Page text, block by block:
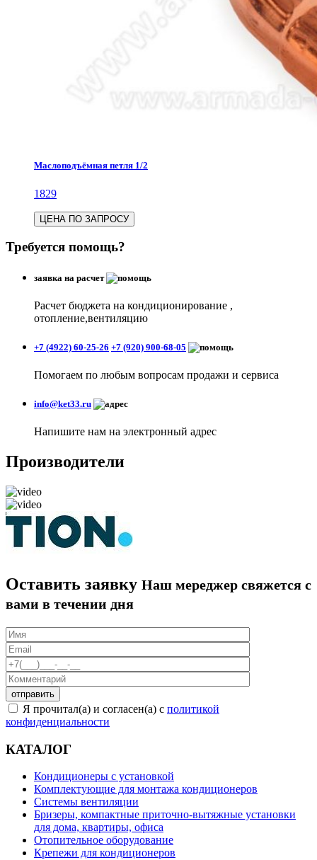
Маслоподъёмная петля 1/2
1829
ЦЕНА ПО ЗАПРОСУ
Требуется помощь?
заявка на расчет
Расчет бюджета на кондиционирование ,
отопление,вентиляцию
+7 (4922) 60-25-26 +7 (920) 900-68-05
Помогаем по любым вопросам продажи и сервиса
info@ket33.ru
Напишите нам на электронный адрес
Производители
Оставить заявку Наш мереджер свяжется с
вами в течении дня
Я прочитал(а) и согласен(а) с политикой
конфиденциальности
КАТАЛОГ
Кондиционеры с установкой
Комплектующие для монтажа кондиционеров
Системы вентиляции
Бризеры, компактные приточно-вытяжные установки
для дома, квартиры, офиса
Отопительное оборудование
Крепежи для кондиционеров